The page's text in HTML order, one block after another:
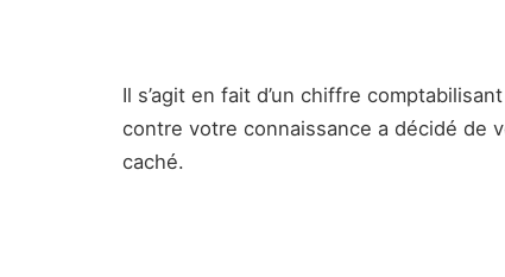
Il s’agit en fait d’un chiffre
contre votre connaissance a décidé de
caché.